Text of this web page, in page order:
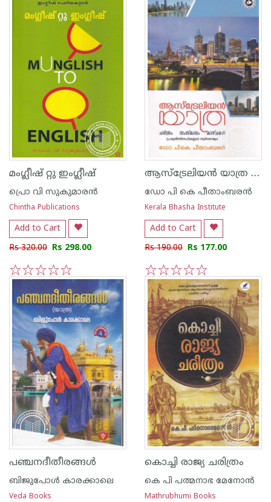
മംഗ്ലീഷ് റ്റു ഇംഗ്ലീഷ്
പ്രൊ വി സുകുമാര‌ന്‍
Chintha Publications
Add to Cart
Rs 320.00 Rs 298.00
5
4
3
2
1
ആസ്ട്രേലിയന്‍ യാത്ര ചരിത്രം സംസ്കാരം കാഴ്ചകള്‍- പ്രകൃതി സ്നേഹികളുടെ സ്വര്‍ഗരാജ്യം
ഡോ പി കെ പീതാംബരന്‍
Kerala Bhasha Institute
Add to Cart
Rs 190.00 Rs 177.00
5
4
3
2
1
പഞ്ചനദീതീരങ്ങൾ
ബിജുപോള്‍ കാരക്കാലെ
Veda Books
കൊച്ചി രാജ്യ ചരിത്രം
കെ പി പത്മനാഭ മേനോന്‍
Mathrubhumi Books